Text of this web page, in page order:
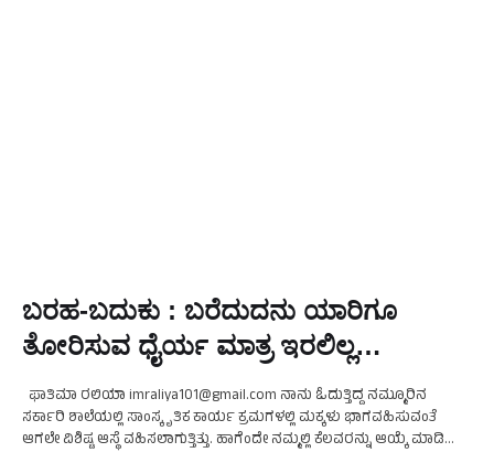
ಬರಹ-ಬದುಕು : ಬರೆದುದನು ಯಾರಿಗೂ
ತೋರಿಸುವ ಧೈರ್ಯ ಮಾತ್ರ ಇರಲಿಲ್ಲ…
ಫಾತಿಮಾ ರಲಿಯಾ imraliya101@gmail.com ನಾನು ಓದುತ್ತಿದ್ದ ನಮ್ಮೂರಿನ
ಸರ್ಕಾರಿ ಶಾಲೆಯಲ್ಲಿ ಸಾಂಸ್ಕೃತಿಕ ಕಾರ್ಯ ಕ್ರಮಗಳಲ್ಲಿ ಮಕ್ಕಳು ಭಾಗವಹಿಸುವಂತೆ
ಆಗಲೇ ವಿಶಿಷ್ಟ ಆಸ್ಥೆ ವಹಿಸಲಾಗುತ್ತಿತ್ತು. ಹಾಗೆಂದೇ ನಮ್ಮಲ್ಲಿ ಕೆಲವರನ್ನು ಆಯ್ಕೆ ಮಾಡಿ